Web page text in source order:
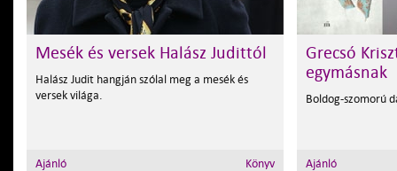
Mesék és versek Halász Judittól
Halász Judit hangján szólal meg a mesék és
versek világa.
Ajánló Könyv
Grecsó
egymásnak
Boldog-szomorú
Ajánló